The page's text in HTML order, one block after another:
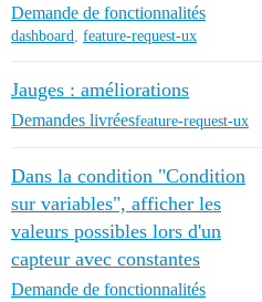
Demande de fonctionnalités
dashboard, feature-request-ux
Jauges : améliorations
Demandes livréesfeature-request-ux
Dans la condition "Condition
sur variables", afficher les
valeurs possibles lors d'un
capteur avec constantes
Demande de fonctionnalités